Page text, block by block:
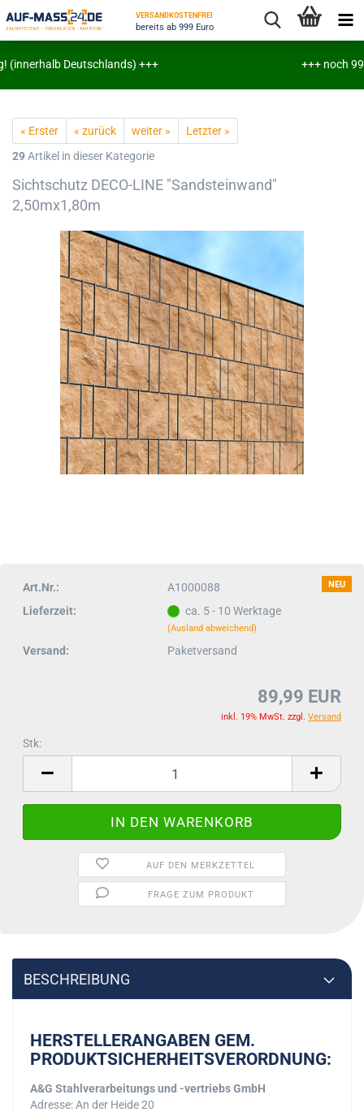
VERSANDKOSTENFREI
bereits ab 999 Euro
Deutschlands) +++ +++ noch
« Erster « zurück weiter »
Letzter »
29Artikel in dieser Kategorie
Sichtschutz DECO-LINE "Sandsteinwand"
2,50mx1,80m
NEU
Art.Nr.:
A1000088
Lieferzeit:
ca. 5 - 10 Werktage
(Ausland abweichend)
Versand: Paketversand
89,99 EUR
inkl. 19% MwSt. zzgl. Versand
Stk:
AUF DEN MERKZETTEL
FRAGE ZUM PRODUKT
BESCHREIBUNG
HERSTELLERANGABEN GEM.
PRODUKTSICHERHEITSVERORDNUNG:
A&G Stahlverarbeitungs und -vertriebs GmbH
Adresse: An der Heide 20